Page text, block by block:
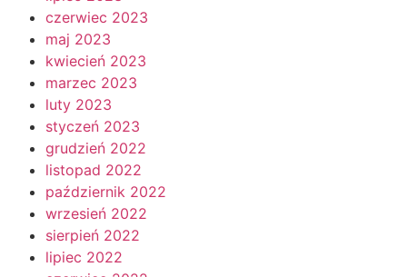
czerwiec 2023
maj 2023
kwiecień 2023
marzec 2023
luty 2023
styczeń 2023
grudzień 2022
listopad 2022
październik 2022
wrzesień 2022
sierpień 2022
lipiec 2022